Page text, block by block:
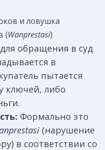
и ловушка
(Wanprestasi)
обращения в суд
в
пытается
ключей, либо
Формально это
(нарушение
в соответствии со